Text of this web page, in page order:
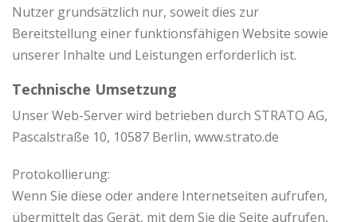
Nutzer grundsätzlich nur, soweit dies zur
Bereitstellung einer funktionsfähigen Website sowie
unserer Inhalte und Leistungen erforderlich ist.
Technische Umsetzung
Unser Web-Server wird betrieben durch STRATO AG,
Pascalstraße 10, 10587 Berlin, www.strato.de
Protokollierung:
Wenn Sie diese oder andere Internetseiten aufrufen,
übermittelt das Gerät, mit dem Sie die Seite aufrufen,